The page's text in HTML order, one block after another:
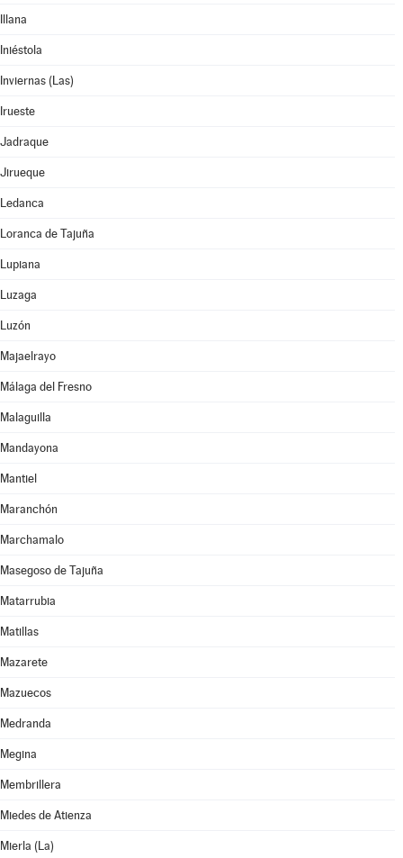
Illana
Iniéstola
Inviernas (Las)
Irueste
Jadraque
Jirueque
Ledanca
Loranca de Tajuña
Lupiana
Luzaga
Luzón
Majaelrayo
Málaga del Fresno
Malaguilla
Mandayona
Mantiel
Maranchón
Marchamalo
Masegoso de Tajuña
Matarrubia
Matillas
Mazarete
Mazuecos
Medranda
Megina
Membrillera
Miedes de Atienza
Mierla (La)